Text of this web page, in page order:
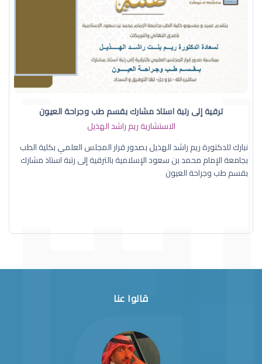
ترقية إلى رتبة استاذ مشارك بقسم طب وجراحة العيون
الاستشارية ريم راشد الهذيل
نبارك للدكتورة ريم راشد الهذيل بصدور قرار المجلس العلمي بكلية الطب
بجامعة الإمام محمد بن سعود الإسلامية بالترقية إلى رتبة استاذ مشارك
بقسم طب وجراحة العيون
قالوا عنا